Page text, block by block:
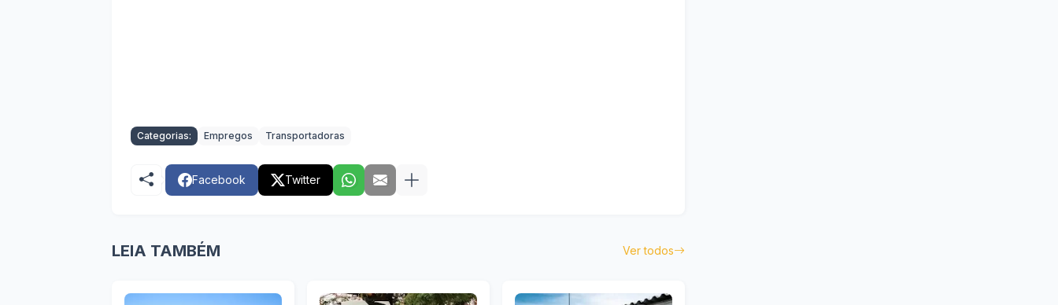
Categorias: Empregos Transportadoras
Facebook Twitter
LEIA TAMBÉM Ver todos